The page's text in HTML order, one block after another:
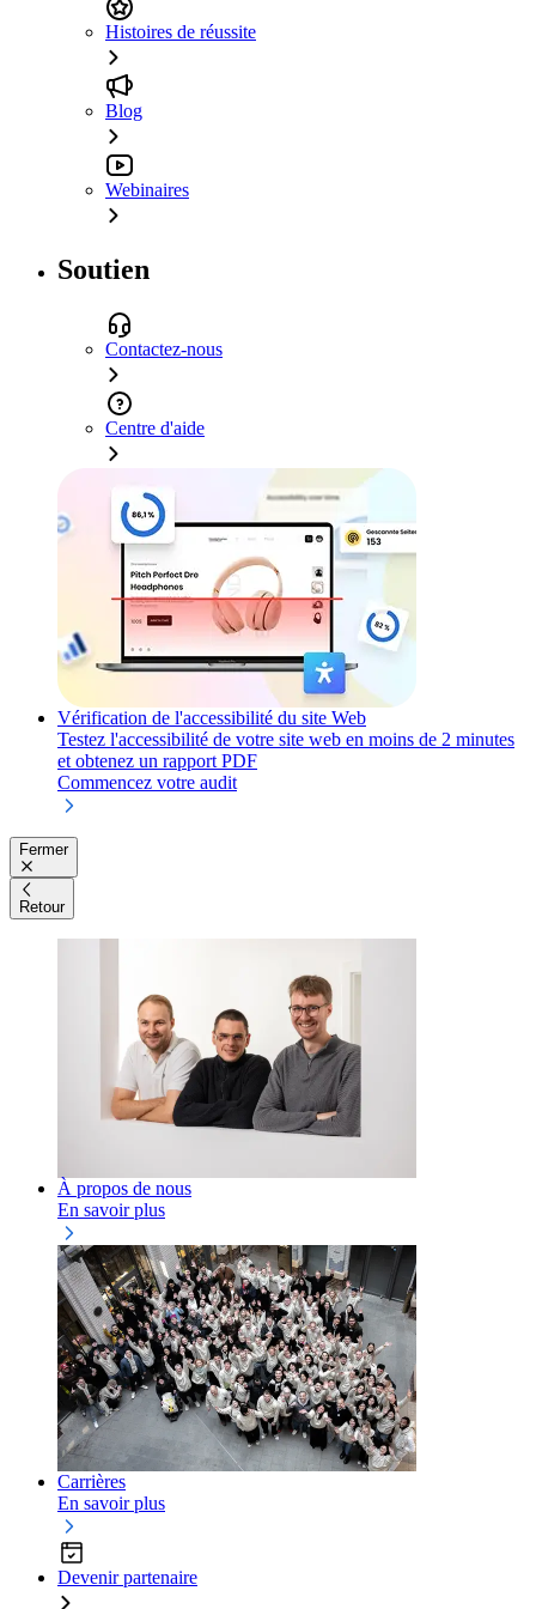
Histoires de réussite
Blog
Webinaires
Soutien
Contactez-nous
Centre d'aide
Vérification de l'accessibilité du site Web
Testez l'accessibilité de votre site web en moins de 2 minutes
et obtenez un rapport PDF
Commencez votre audit
Fermer
Retour
À propos de nous
En savoir plus
Carrières
En savoir plus
Devenir partenaire